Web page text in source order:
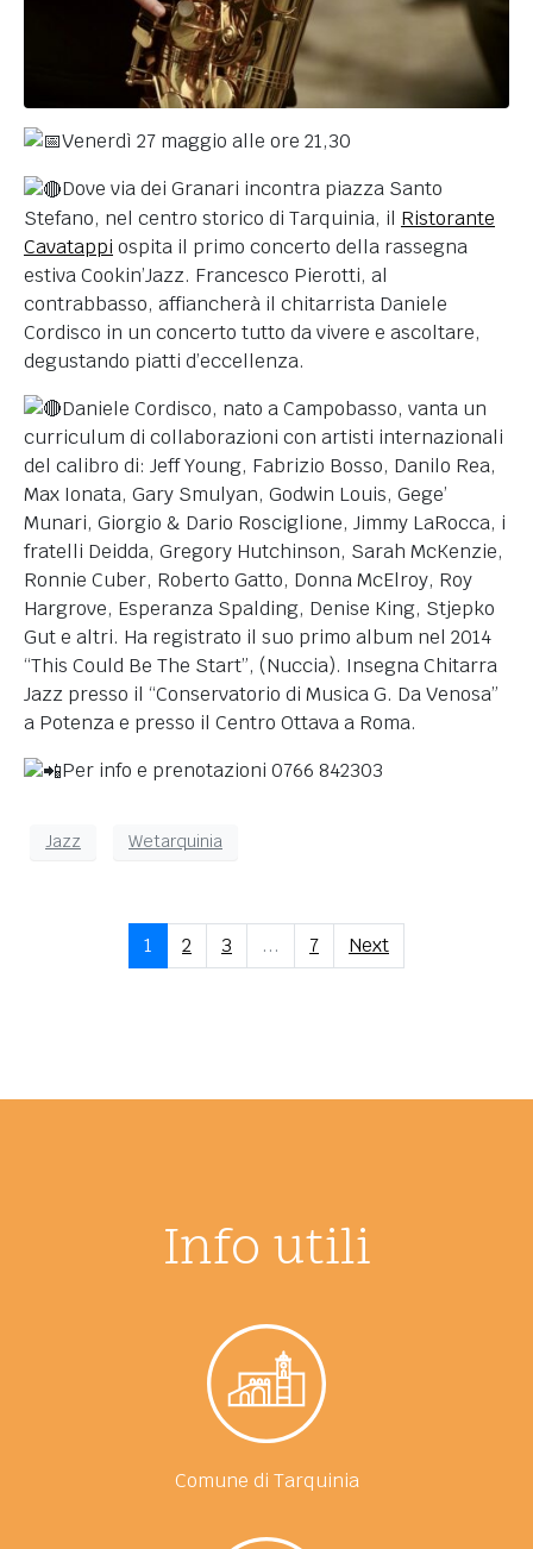
Venerdì 27 maggio alle ore 21,30
Dove via dei Granari incontra piazza Santo
Stefano, nel centro storico di Tarquinia, il Ristorante
Cavatappi ospita il primo concerto della rassegna
estiva Cookin’Jazz. Francesco Pierotti, al
contrabbasso, affiancherà il chitarrista Daniele
Cordisco in un concerto tutto da vivere e ascoltare,
degustando piatti d’eccellenza.
Daniele Cordisco, nato a Campobasso, vanta un
curriculum di collaborazioni con artisti internazionali
del calibro di: Jeff Young, Fabrizio Bosso, Danilo Rea,
Max Ionata, Gary Smulyan, Godwin Louis, Gege’
Munari, Giorgio & Dario Rosciglione, Jimmy LaRocca, i
fratelli Deidda, Gregory Hutchinson, Sarah McKenzie,
Ronnie Cuber, Roberto Gatto, Donna McElroy, Roy
Hargrove, Esperanza Spalding, Denise King, Stjepko
Gut e altri. Ha registrato il suo primo album nel 2014
“This Could Be The Start”, (Nuccia). Insegna Chitarra
Jazz presso il “Conservatorio di Musica G. Da Venosa”
a Potenza e presso il Centro Ottava a Roma.
Per info e prenotazioni 0766 842303
Jazz Wetarquinia
1 2 3 ... 7 Next
Info utili
Comune di Tarquinia